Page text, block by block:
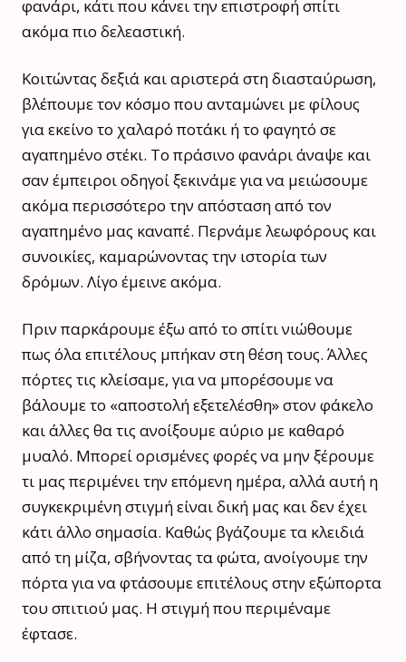
φανάρι, κάτι που κάνει την επιστροφή σπίτι
ακόμα πιο δελεαστική.
Κοιτώντας δεξιά και αριστερά στη διασταύρωση,
βλέπουμε τον κόσμο που ανταμώνει με φίλους
για εκείνο το χαλαρό ποτάκι ή το φαγητό σε
αγαπημένο στέκι. Το πράσινο φανάρι άναψε και
σαν έμπειροι οδηγοί ξεκινάμε για να μειώσουμε
ακόμα περισσότερο την απόσταση από τον
αγαπημένο μας καναπέ. Περνάμε λεωφόρους και
συνοικίες, καμαρώνοντας την ιστορία των
δρόμων. Λίγο έμεινε ακόμα.
Πριν παρκάρουμε έξω από το σπίτι νιώθουμε
πως όλα επιτέλους μπήκαν στη θέση τους. Άλλες
πόρτες τις κλείσαμε, για να μπορέσουμε να
βάλουμε το «αποστολή εξετελέσθη» στον φάκελο
και άλλες θα τις ανοίξουμε αύριο με καθαρό
μυαλό. Μπορεί ορισμένες φορές να μην ξέρουμε
τι μας περιμένει την επόμενη ημέρα, αλλά αυτή η
συγκεκριμένη στιγμή είναι δική μας και δεν έχει
κάτι άλλο σημασία. Καθώς βγάζουμε τα κλειδιά
από τη μίζα, σβήνοντας τα φώτα, ανοίγουμε την
πόρτα για να φτάσουμε επιτέλους στην εξώπορτα
του σπιτιού μας. Η στιγμή που περιμέναμε
έφτασε.